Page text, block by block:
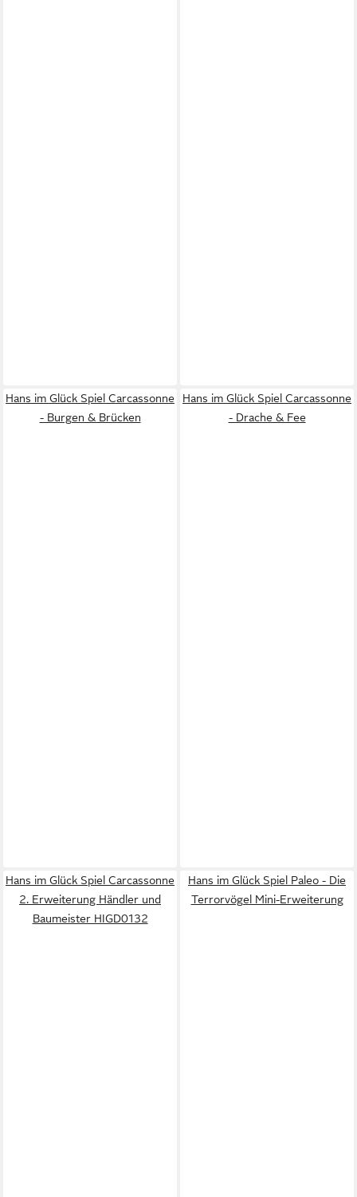
Hans im Glück Spiel Carcassonne
- Burgen & Brücken
Hans im Glück Spiel Carcassonne
- Drache & Fee
Hans im Glück Spiel Carcassonne
2. Erweiterung Händler und
Baumeister HIGD0132
Hans im Glück Spiel Paleo - Die
Terrorvögel Mini-Erweiterung